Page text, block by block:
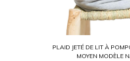
PLAID JETÉ DE LIT À
MOYEN MODÈLE